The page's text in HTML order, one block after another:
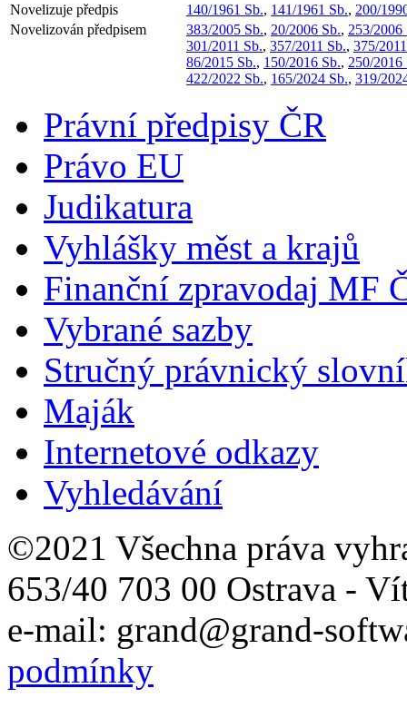
Novelizuje předpis
140/1961 Sb., 141/1961 Sb., 200/
Novelizován předpisem
383/2005 Sb., 20/2006 Sb., 253/2006
301/2011 Sb., 357/2011 Sb., 375/
86/2015 Sb., 150/2016 Sb., 250/2016
422/2022 Sb., 165/2024 Sb., 319/
Právní předpisy ČR
Právo EU
Judikatura
Vyhlášky měst a krajů
Finanční zpravodaj MF
Vybrané sazby
Stručný právnický
Maják
Internetové odkazy
Vyhledávání
©2021 Všechna práva
653/40 703 00 Ostrava -
e-mail: grand@grand-
podmínky